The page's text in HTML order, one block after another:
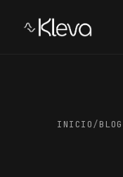
INICIO/BLOG